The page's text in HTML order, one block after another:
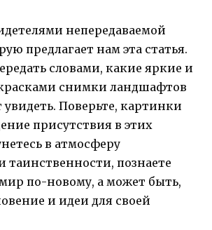
непередаваемой
предлагает нам эта статья.
словами, какие яркие и
снимки ландшафтов
увидеть. Поверьте, картинки
присутствия в этих
в атмосферу
таинственности, познаете
по-новому, а может быть,
и идеи для своей